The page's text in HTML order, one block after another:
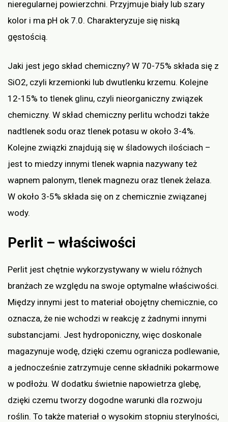
nieregularnej powierzchni. Przyjmuje biały lub szary
kolor i ma pH ok 7.0. Charakteryzuje się niską
gęstością.
Jaki jest jego skład chemiczny? W 70-75% składa się z
SiO2, czyli krzemionki lub dwutlenku krzemu. Kolejne
12-15% to tlenek glinu, czyli nieorganiczny związek
chemiczny. W skład chemiczny perlitu wchodzi także
nadtlenek sodu oraz tlenek potasu w około 3-4%.
Kolejne związki znajdują się w śladowych ilościach –
jest to miedzy innymi tlenek wapnia nazywany też
wapnem palonym, tlenek magnezu oraz tlenek żelaza.
W około 3-5% składa się on z chemicznie związanej
wody.
Perlit – właściwości
Perlit jest chętnie wykorzystywany w wielu różnych
branżach ze względu na swoje optymalne właściwości.
Między innymi jest to materiał obojętny chemicznie, co
oznacza, że nie wchodzi w reakcję z żadnymi innymi
substancjami. Jest hydroponiczny, więc doskonale
magazynuje wodę, dzięki czemu ogranicza podlewanie,
a jednocześnie zatrzymuje cenne składniki pokarmowe
w podłożu. W dodatku świetnie napowietrza glebę,
dzięki czemu tworzy dogodne warunki dla rozwoju
roślin. To także materiał o wysokim stopniu sterylności,